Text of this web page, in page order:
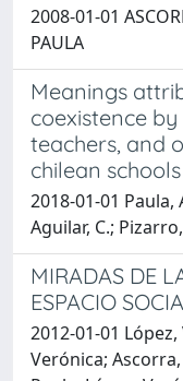
2008-01-01
PAULA
Meanings
coexistence
teachers, and
chilean schools
2018-01-01 Paula,
Aguilar, C.;
MIRADAS DE
ESPACIO
2012-01-01
Verónica;